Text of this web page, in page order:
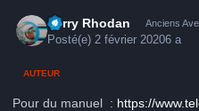
Perry Rhodan Anciens
Posté(e) 2 février 20206 a
AUTEUR
Pour du manuel : https://